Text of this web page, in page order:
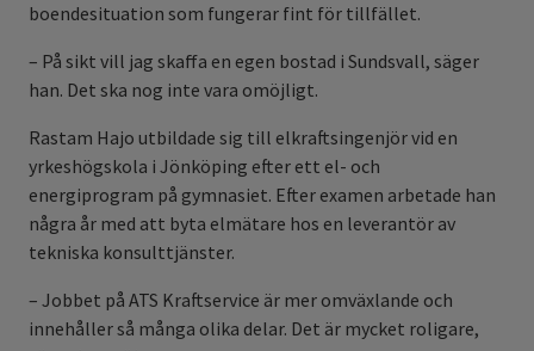
boendesituation som fungerar fint för tillfället.
– På sikt vill jag skaffa en egen bostad i Sundsvall, säger
han. Det ska nog inte vara omöjligt.
Rastam Hajo utbildade sig till elkraftsingenjör vid en
yrkeshögskola i Jönköping efter ett el- och
energiprogram på gymnasiet. Efter examen arbetade han
några år med att byta elmätare hos en leverantör av
tekniska konsulttjänster.
– Jobbet på ATS Kraftservice är mer omväxlande och
innehåller så många olika delar. Det är mycket roligare,